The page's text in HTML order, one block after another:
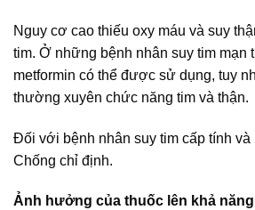
Nguy cơ cao thiếu oxy máu và suy
tim. Ở những bệnh nhân suy tim mạn
metformin có thể được sử dụng, tuy
thường xuyên chức năng tim và thận.
Đối với bệnh nhân suy tim cấp tính và
Chống chỉ định.
Ảnh hưởng của thuốc lên khả